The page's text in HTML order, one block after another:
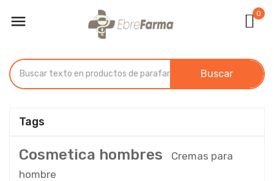
 0
Buscar
Tags
Cosmetica hombres
Cremas para
hombre